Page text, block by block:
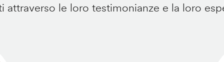
attraverso le loro testimonianze e la loro